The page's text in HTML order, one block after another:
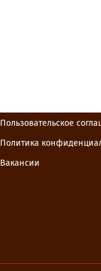
Пользовательское
Политика
Вакансии